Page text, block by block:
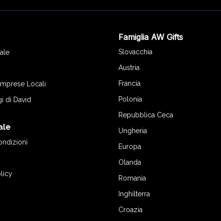
Locali
di David
Famiglia AW Gifts
Slovacchia
Austria
Francia
Polonia
Repubblica Ceca
Ungheria
Europa
Olanda
Romania
Inghilterra
Croazia